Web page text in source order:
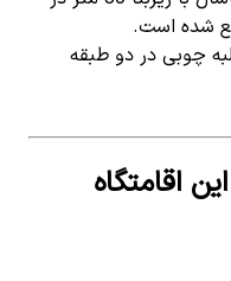
چوبی در دو طبقه
اقامتگاه